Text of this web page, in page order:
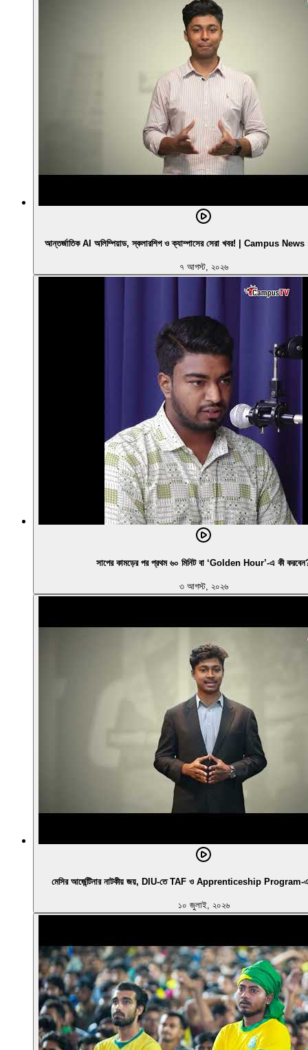
আন্তর্জাতিক AI অলিম্পিয়াড, স্কলারশিপ ও ক্যাম্পাসের সেরা খবর! | Campus
৭ আগস্ট, ২০২৬
সাপের কামড়ের পর প্রথম ৬০ মিনিট বা ‘Golden Hour’-এ কী
৩ আগস্ট, ২০২৬
মেসির আর্জেন্টিনার নাটকীয় জয়, DIU-তে TAF ও Apprenticeship Program-এর
১০ জুলাই, ২০২৬